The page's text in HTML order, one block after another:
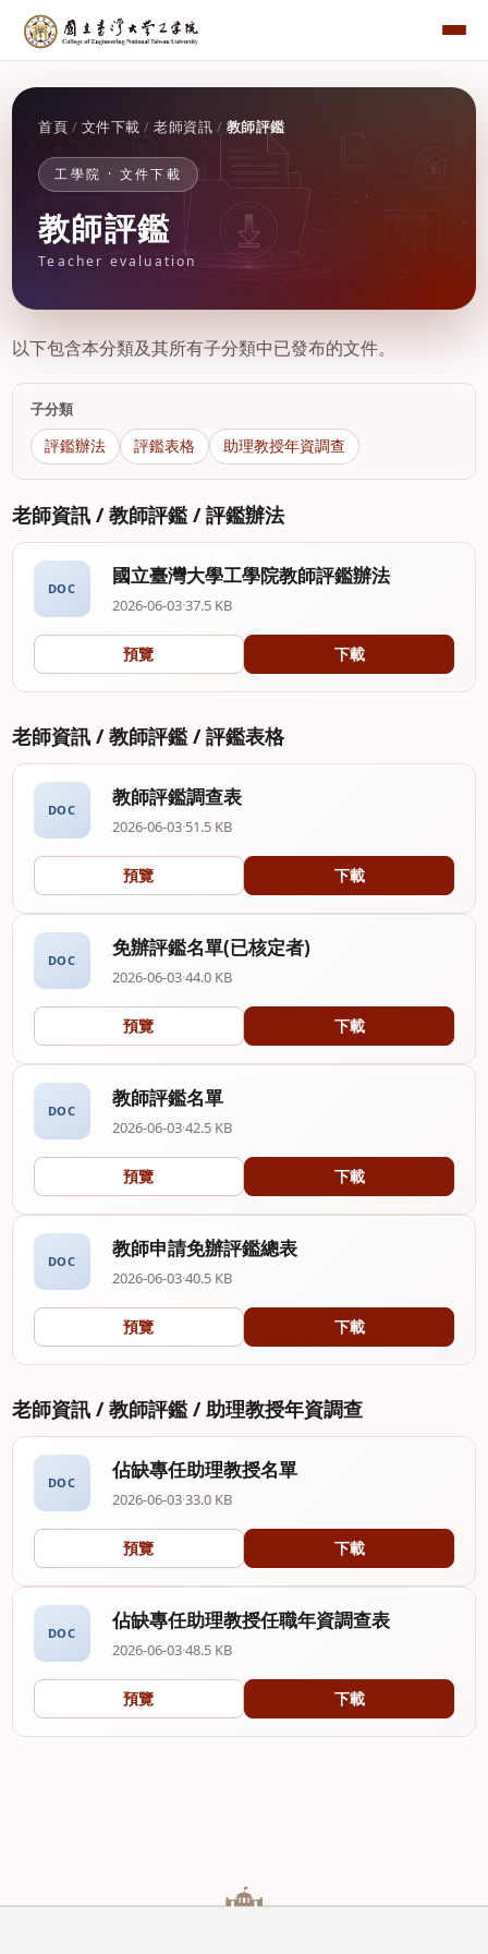
首頁 / 文件下載 /老師資訊 / 教師評鑑
工學院 · 文件下載
教師評鑑
Teacher evaluation
以下包含本分類及其所有子分類中已發布的文件。
子分類
評鑑辦法 評鑑表格 助理教授年資調查
老師資訊 / 教師評鑑 / 評鑑辦法
DOC
國立臺灣大學工學院教師評鑑辦法
2026-06-03·37.5 KB
預覽 下載
老師資訊 / 教師評鑑 / 評鑑表格
DOC
教師評鑑調查表
2026-06-03·51.5 KB
預覽 下載
DOC
免辦評鑑名單(已核定者)
2026-06-03·44.0 KB
預覽 下載
DOC
教師評鑑名單
2026-06-03·42.5 KB
預覽 下載
DOC
教師申請免辦評鑑總表
2026-06-03·40.5 KB
預覽 下載
老師資訊 / 教師評鑑 / 助理教授年資調查
DOC
佔缺專任助理教授名單
2026-06-03·33.0 KB
預覽 下載
DOC
佔缺專任助理教授任職年資調查表
2026-06-03·48.5 KB
預覽 下載